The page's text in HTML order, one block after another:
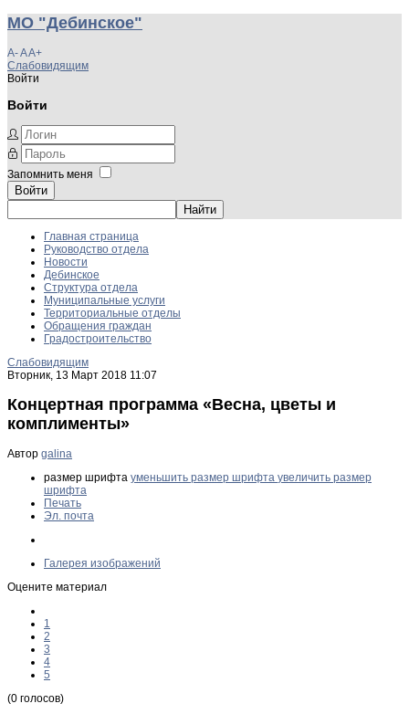
МО "Дебинское"
A-AA+
Слабовидящим
Войти
Войти
Запомнить меня
Войти
Главная страница
Руководство отдела
Новости
Дебинское
Структура отдела
Муниципальные услуги
Территориальные отделы
Обращения граждан
Градостроительство
Слабовидящим
Вторник, 13 Март 2018 11:07
Концертная программа «Весна, цветы и
комплименты»
Автор galina
размер шрифта уменьшить размер шрифта увеличить размер
шрифта
Печать
Эл. почта
Галерея изображений
Оцените материал
1
2
3
4
5
(0 голосов)